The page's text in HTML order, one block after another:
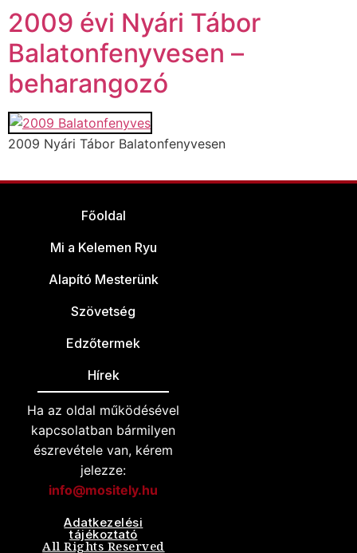
2009 évi Nyári Tábor
Balatonfenyvesen –
beharangozó
2009 Nyári Tábor Balatonfenyvesen
Főoldal
Mi a Kelemen Ryu
Alapító Mesterünk
Szövetség
Edzőtermek
Hírek
Ha az oldal működésével
kapcsolatban bármilyen
észrevétele van, kérem
jelezze:
info@mositely.hu
Adatkezelési
tájékoztató
All Rights Reserved